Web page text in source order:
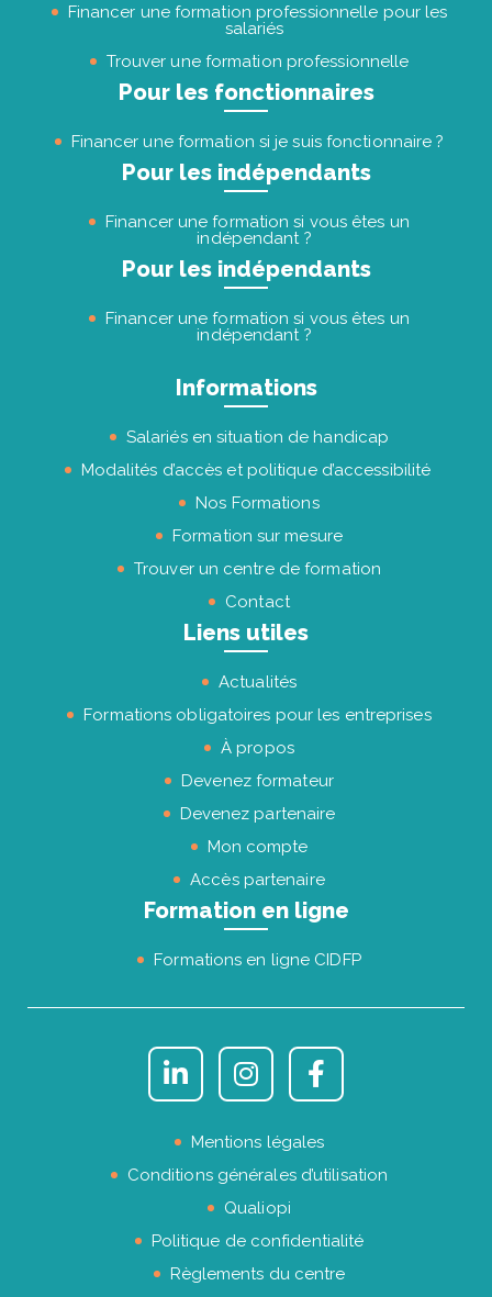
Financer une formation professionnelle pour les
salariés
Trouver une formation professionnelle
Pour les fonctionnaires
Financer une formation si je suis fonctionnaire ?
Pour les indépendants
Financer une formation si vous êtes un
indépendant ?
Pour les indépendants
Financer une formation si vous êtes un
indépendant ?
Informations
Salariés en situation de handicap
Modalités d’accès et politique d’accessibilité
Nos Formations
Formation sur mesure
Trouver un centre de formation
Contact
Liens utiles
Actualités
Formations obligatoires pour les entreprises
À propos
Devenez formateur
Devenez partenaire
Mon compte
Accès partenaire
Formation en ligne
Formations en ligne CIDFP
Mentions légales
Conditions générales d’utilisation
Qualiopi
Politique de confidentialité
Règlements du centre